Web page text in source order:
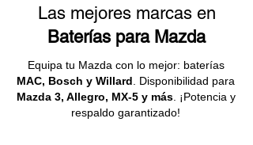
Las mejores marcas en
Baterías para Mazda
Equipa tu Mazda con lo mejor: baterías
MAC, Bosch y Willard . Disponibilidad para
Mazda 3, Allegro, MX-5 y más. ¡Potencia y
respaldo garantizado!